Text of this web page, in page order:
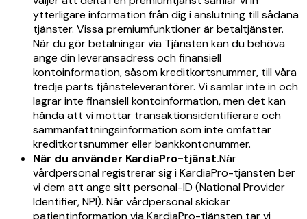
ytterligare information från dig i anslutning till sådana
tjänster. Vissa premiumfunktioner är betaltjänster.
När du gör betalningar via Tjänsten kan du behöva
ange din leveransadress och finansiell
kontoinformation, såsom kreditkortsnummer, till våra
tredje parts tjänsteleverantörer. Vi samlar inte in och
lagrar inte finansiell kontoinformation, men det kan
hända att vi mottar transaktionsidentifierare och
sammanfattningsinformation som inte omfattar
kreditkortsnummer eller bankkontonummer.
När du använder KardiaPro-tjänst.När
vårdpersonal registrerar sig i KardiaPro-tjänsten ber
vi dem att ange sitt personal-ID (National Provider
Identifier, NPI). När vårdpersonal skickar
patientinformation via KardiaPro-tjänsten tar vi